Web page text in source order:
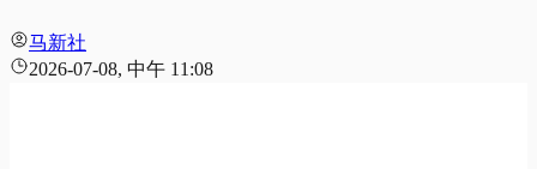
马新社
2026-07-08, 中午 11:08